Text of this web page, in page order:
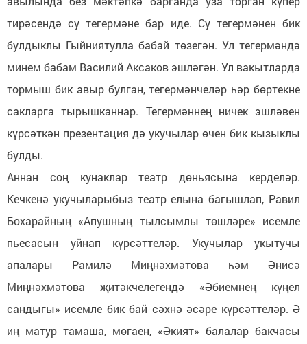
тирәсендә су тегермәне бар иде. Су тегермәнен бик
булдыклы Гыйниятулла бабай төзегән. Ул тегермәндә
минем бабам Василий Аксаков эшләгән. Ул вакытларда
тормыш бик авыр булган, тегермәнчеләр һәр бөртекне
сакларга тырышканнар. Тегермәннең ничек эшләвен
күрсәткән презентация дә укучылар өчен бик кызыклы
булды.
Аннан соң кунаклар театр дөньясына керделәр.
Кечкенә укучыларыбыз театр елына багышлап, Равил
Бохарайның «Апушның тылсымлы төшләре» исемле
пьесасын уйнап күрсәттеләр. Укучылар укытучы
апалары Рамилә Миңнәхмәтова һәм Әнисә
Миңнәхмәтова җитәкчелегендә «Әбиемнең күңел
сандыгы» исемле бик бай сәхнә әсәре күрсәттеләр. Ә
иң матур тамаша, мөгаен, «Әкият» балалар бакчасы